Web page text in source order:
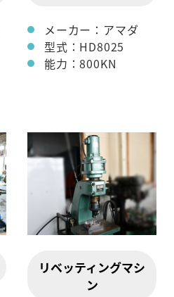
メーカー：アマダ
型式：HD8025
能力：800KN
リベッティングマシ
ン